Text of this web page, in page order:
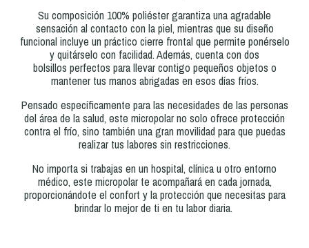
Su composición 100% poliéster garantiza una agradable
sensación al contacto con la piel, mientras que su diseño
funcional incluye un práctico cierre frontal que permite ponérselo
y quitárselo con facilidad. Además, cuenta con dos
bolsillos perfectos para llevar contigo pequeños objetos o
mantener tus manos abrigadas en esos días fríos.
Pensado específicamente para las necesidades de las personas
del área de la salud, este micropolar no solo ofrece protección
contra el frío, sino también una gran movilidad para que puedas
realizar tus labores sin restricciones.
No importa si trabajas en un hospital, clínica u otro entorno
médico, este micropolar te acompañará en cada jornada,
proporcionándote el confort y la protección que necesitas para
brindar lo mejor de ti en tu labor diaria.